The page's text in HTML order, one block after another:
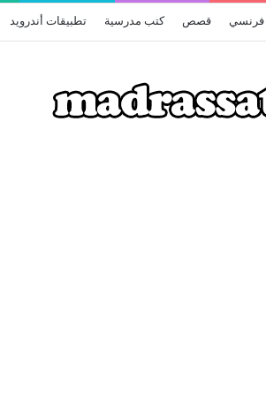
فرنسي قصص كتب مدرسية تطبيقات أندرويد